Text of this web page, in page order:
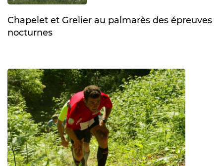
Chapelet et Grelier au palmarès des épreuves
nocturnes